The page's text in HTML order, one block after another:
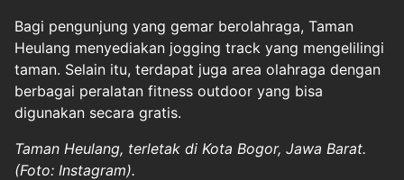
Bagi pengunjung yang gemar berolahraga, Taman
Heulang menyediakan jogging track yang mengelilingi
taman. Selain itu, terdapat juga area olahraga dengan
berbagai peralatan fitness outdoor yang bisa
digunakan secara gratis.
Taman Heulang, terletak di Kota Bogor, Jawa Barat.
(Foto: Instagram).